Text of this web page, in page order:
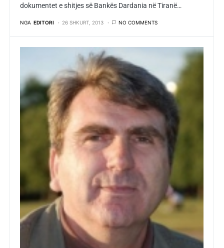
dokumentet e shitjes së Bankës Dardania në Tiranë…
NGA EDITORI 26 SHKURT, 2013 NO COMMENTS